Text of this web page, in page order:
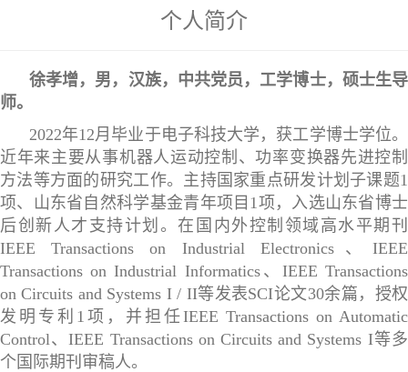
个人简介
徐孝增，男，汉族，中共党员，工学博士，硕士生导
师。
2022年12月毕业于电子科技大学，获工学博士学位。
近年来主要从事机器人运动控制、功率变换器先进控制
方法等方面的研究工作。主持国家重点研发计划子课题1
项、山东省自然科学基金青年项目 1项，入选山东省博士
后创新人才支持计划。在国内外控制领域高水平期刊
IEEE Transactions on Industrial Electronics、IEEE
Transactions on Industrial Informatics、 IEEE Transactions
on Circuits and Systems I / II等发表SCI论文30余篇，授权
发明专利 1 项，并担任IEEE Transactions on Automatic
Control、IEEE Transactions on Circuits and Systems I等多
个国际期刊审稿人。